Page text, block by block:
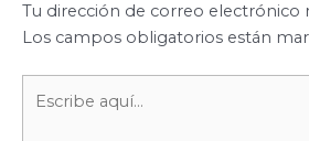
Tu dirección de correo electrónico
Los campos obligatorios están
aquí...